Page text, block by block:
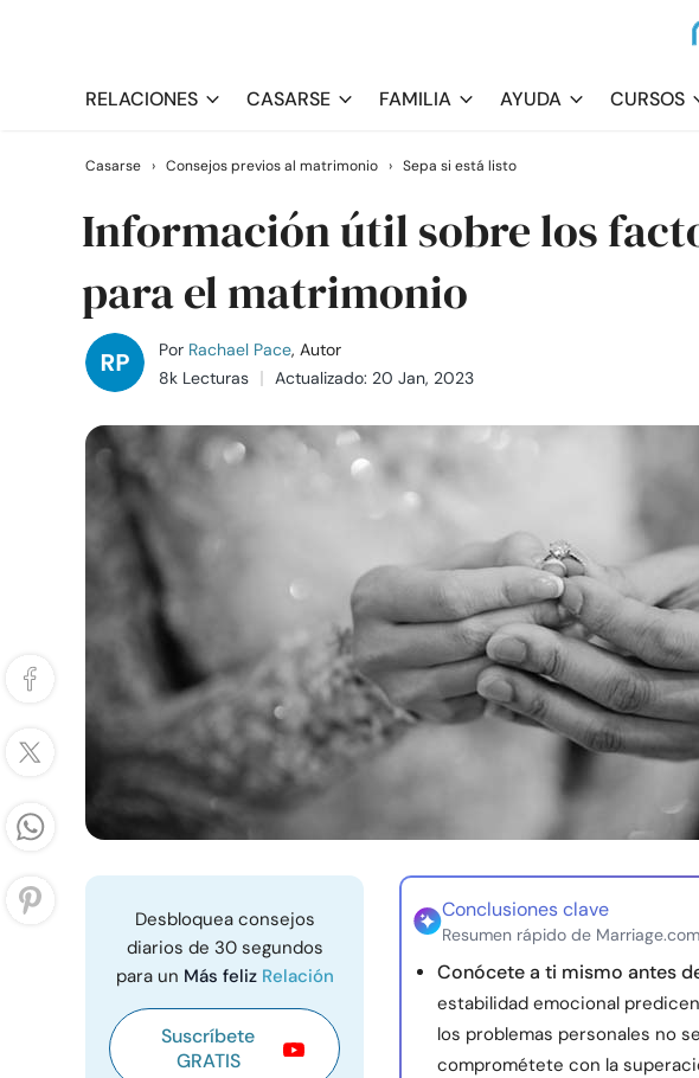
RELACIONES CASARSE FAMILIA AYUDA CURSOS
Casarse › Consejos previos al matrimonio › Sepa si está listo
Información útil sobre los
para el matrimonio
Por Rachael Pace, Autor
8k Lecturas
Actualizado: 20 Jan, 2023
Desbloquea consejos
diarios de 30 segundos
para un Más feliz Relación
Suscríbete
GRATIS
Conclusiones clave
Resumen rápido de
Conócete a ti mismo antes
estabilidad emocional
los problemas personales no
comprométete con la